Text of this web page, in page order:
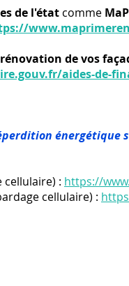
de l'étatcomme
de vos
aides-de-
énergétique
cellulaire) : https://
cellulaire) :